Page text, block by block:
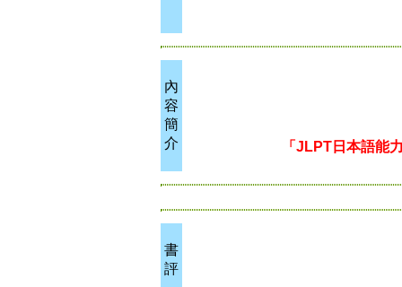
內
容
簡
介
「JLPT日本語能
書
評